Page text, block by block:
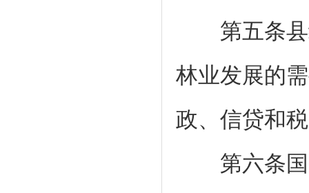
第五条县
林业发展的
政、信贷和
第六条国